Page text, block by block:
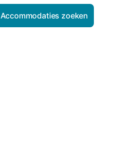
Accommodaties zoeken